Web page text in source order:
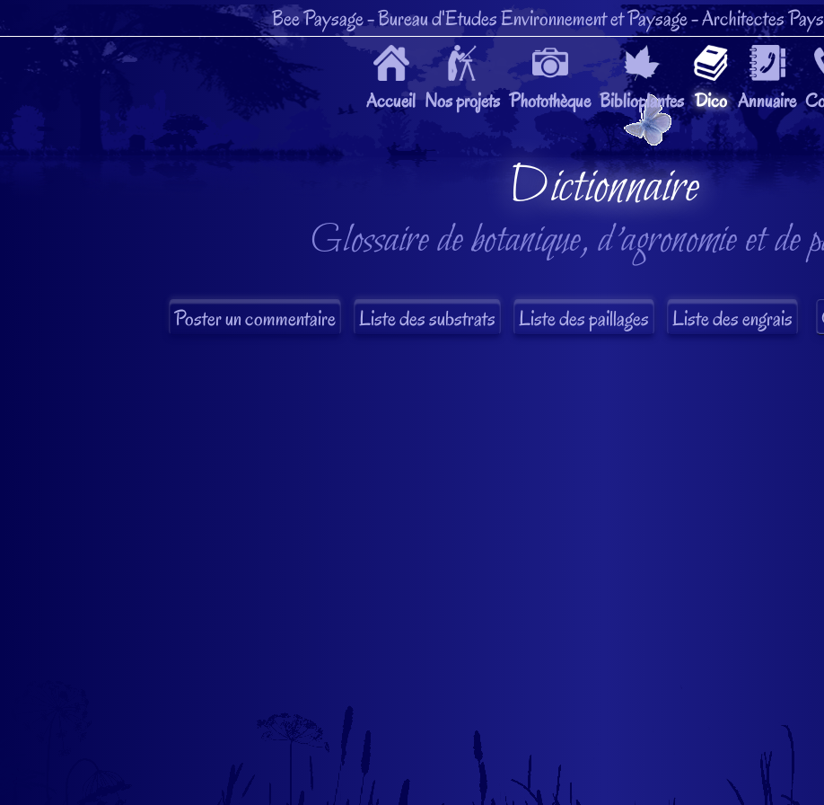
Bee Paysage- Bureau d'Etudes Environnement et Paysage- Architectes
Accueil Nos projets Photothèque Biblioplantes Dico Annuaire
Dictionnaire
Glossaire de botanique, d'agronomie et de
Liste des substrats Liste des paillages Liste des engrais